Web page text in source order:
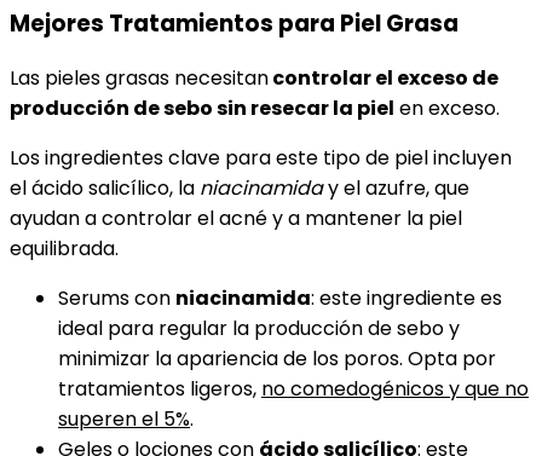
Mejores Tratamientos para Piel Grasa
Las pieles grasas necesitancontrolar el exceso de
producción de sebo sin resecar la piel en exceso.
Los ingredientes clave para este tipo de piel incluyen
el ácido salicílico, la niacinamiday el azufre, que
ayudan a controlar el acné y a mantener la piel
equilibrada.
Serums con niacinamida: este ingrediente es
ideal para regular la producción de sebo y
minimizar la apariencia de los poros. Opta por
tratamientos ligeros, no comedogénicos y que no
superen el 5%.
Geles o lociones con ácido salicílico: este